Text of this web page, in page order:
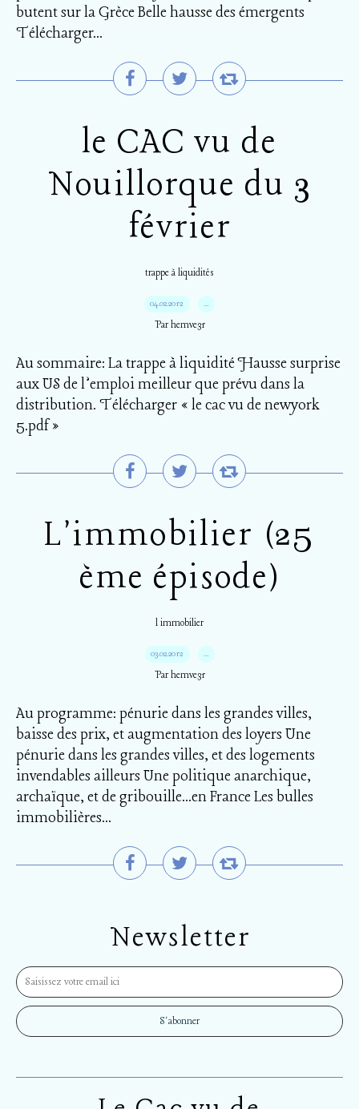
butent sur la Grèce Belle hausse des émergents
Télécharger...
le CAC vu de
Nouillorque du 3
février
trappe à liquidités
04.02.2012 …
Par hemve31
Au sommaire: La trappe à liquidité Hausse surprise
aux US de l’emploi meilleur que prévu dans la
distribution. Télécharger « le cac vu de newyork
5.pdf »
L'immobilier (25
ème épisode)
l immobilier
03.02.2012 …
Par hemve31
Au programme: pénurie dans les grandes villes,
baisse des prix, et augmentation des loyers Une
pénurie dans les grandes villes, et des logements
invendables ailleurs Une politique anarchique,
archaïque, et de gribouille…en France Les bulles
immobilières...
Newsletter